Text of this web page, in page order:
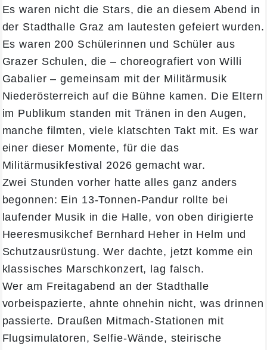
Es waren nicht die Stars, die an diesem Abend in
der Stadthalle Graz am lautesten gefeiert wurden.
Es waren 200 Schülerinnen und Schüler aus
Grazer Schulen, die – choreografiert von Willi
Gabalier – gemeinsam mit der Militärmusik
Niederösterreich auf die Bühne kamen. Die Eltern
im Publikum standen mit Tränen in den Augen,
manche filmten, viele klatschten Takt mit. Es war
einer dieser Momente, für die das
Militärmusikfestival 2026 gemacht war.
Zwei Stunden vorher hatte alles ganz anders
begonnen: Ein 13-Tonnen-Pandur rollte bei
laufender Musik in die Halle, von oben dirigierte
Heeresmusikchef Bernhard Heher in Helm und
Schutzausrüstung. Wer dachte, jetzt komme ein
klassisches Marschkonzert, lag falsch.
Wer am Freitagabend an der Stadthalle
vorbeispazierte, ahnte ohnehin nicht, was drinnen
passierte. Draußen Mitmach-Stationen mit
Flugsimulatoren, Selfie-Wände, steirische